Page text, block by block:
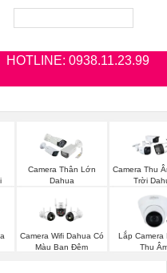
HOTLINE: 0938.11.23.99
Camera Thân Lớn
Dahua
Camera Thu
Trời
Camera Wifi Dahua Có
Màu Ban Đêm
Lắp Camera
Thu